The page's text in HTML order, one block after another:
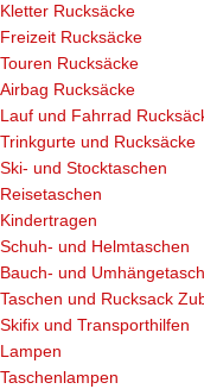
Kletter Rucksäcke
Freizeit Rucksäcke
Touren Rucksäcke
Airbag Rucksäcke
Lauf und Fahrrad
Trinkgurte und Rucksäcke
Ski- und Stocktaschen
Reisetaschen
Kindertragen
Schuh- und Helmtaschen
Bauch- und
Taschen und Rucksack
Skifix und Transporthilfen
Lampen
Taschenlampen